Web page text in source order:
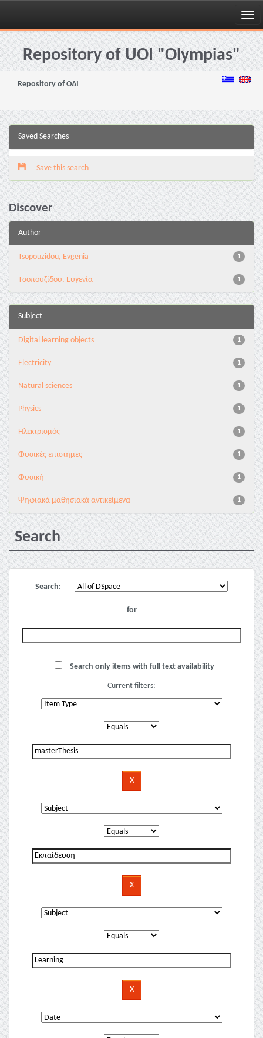
Skip
navigationRepository of UOI "Olympias"
Repository of OAI
Saved Searches
Save this search
Discover
Author
1
Tsopouzidou, Evgenia
1
Τσοπουζίδου, Ευγενία
Subject
1
Digital learning objects
1
Electricity
1
Natural sciences
1
Physics
1
Ηλεκτρισμός
1
Φυσικές επιστήμες
1
Φυσική
1
Ψηφιακά μαθησιακά αντικείμενα
Search
Search:
for
Search only items with full text availability
Current filters: